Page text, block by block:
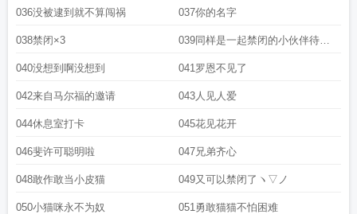
036没被逮到就不算闯祸 037你的名字
038禁闭×3 039同样是一起禁闭的小伙伴待遇
差距咋就这么大捏
040没想到啊没想到 041罗恩不见了
042来自马尔福的邀请 043人见人爱
044休息室打卡 045花见花开
046斐许可聪明啦 047兄弟齐心
048敢作敢当小皮猫 049又可以禁闭了ヽ▽ノ
050小猫咪永不为奴 051勇敢猫猫不怕困难